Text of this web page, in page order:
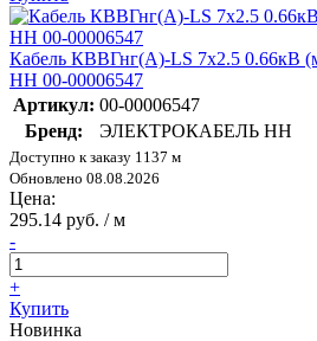
Кабель КВВГнг(А)-LS 7х2.5
НН 00-00006547
Артикул: 00-00006547
Бренд:
ЭЛЕКТРОКАБЕЛЬ НН
Доступно к заказу 1137 м
Обновлено 08.08.2026
Цена:
295.14 руб. / м
-
+
Купить
Новинка